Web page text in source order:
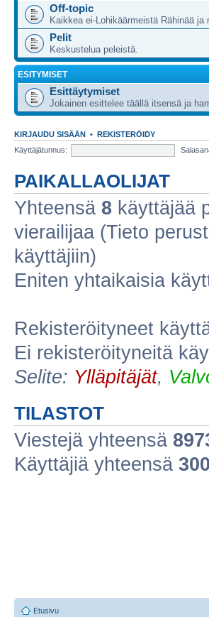
Off-topic
Kaikkea ei-Lohikäärmeistä Rähinää ja
Pelit
Keskustelua peleistä.
ESITYMISET
Esittäytymiset
Jokainen esittelee täällä itsensä ja
KIRJAUDU SISÄÄN • REKISTERÖIDY
Käyttäjätunnus:
PAIKALLAOLIJAT
Yhteensä 8 käyttäjää
vierailijaa (Tieto
käyttäjiin)
Eniten yhtaikaisia
Rekisteröityneet
Ei rekisteröityneitä
Selite: Ylläpitäjät,
TILASTOT
Viestejä yhteensä
Käyttäjiä yhteensä
Etusivu